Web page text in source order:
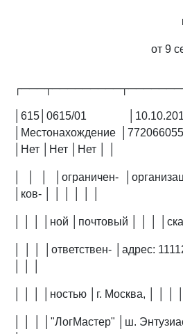
от 9
│615│0615/01
│Местонахождение
│Нет │Нет │Нет │ │
│ │ │ │ограничен-
│ков- │ │ │ │ │ │
│ │ │ │ной │почтовый │ │ │
│ │ │ │ответствен- │адрес:
│ │ │ │ностью │г. Москва, │ │ │
│ │ │ │"ЛогМастер" │ш.